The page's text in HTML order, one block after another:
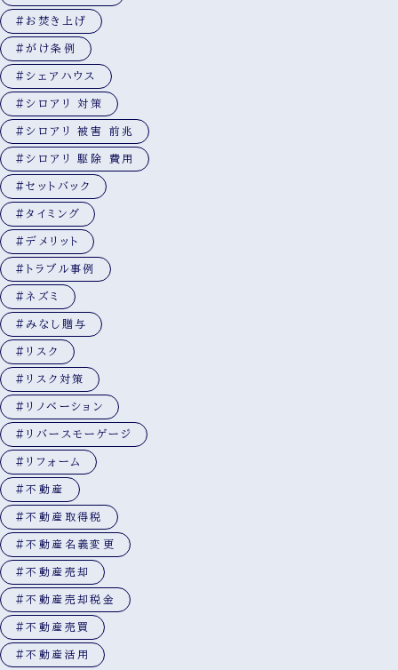
#お焚き上げ
#がけ条例
#シェアハウス
#シロアリ 対策
#シロアリ 被害 前兆
#シロアリ 駆除 費用
#セットバック
#タイミング
#デメリット
#トラブル事例
#ネズミ
#みなし贈与
#リスク
#リスク対策
#リノベーション
#リバースモーゲージ
#リフォーム
#不動産
#不動産取得税
#不動産名義変更
#不動産売却
#不動産売却税金
#不動産売買
#不動産活用